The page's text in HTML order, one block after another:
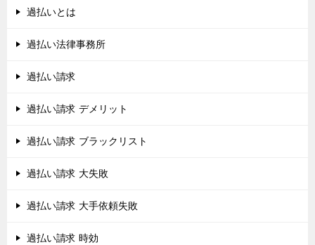
過払いとは
過払い法律事務所
過払い請求
過払い請求 デメリット
過払い請求 ブラックリスト
過払い請求 大失敗
過払い請求 大手依頼失敗
過払い請求 時効